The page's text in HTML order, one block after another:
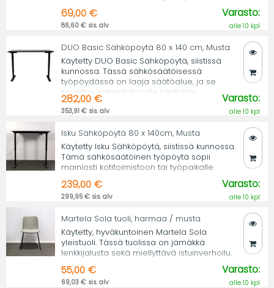
69,00 €
86,60 € sis. alv
Varasto:
alle 10 kpl
DUO Basic Sähköpöytä 80 x 140 cm, Musta
Käytetty DUO Basic Sähköpöytä, siistissä
kunnossa. Tässä sähkösäätöisessä
työpöydässä on laaja säätöalue, ja se
soveltuu kaikenkokoisille käyttäjille.
282,00 €
353,91 € sis. alv
Varasto:
alle 10 kpl
Isku Sähköpöytä 80 x 140cm, Musta
Käytetty Isku Sähköpöytä, siistissä kunnossa.
Tämä sähkösäätöinen työpöytä sopii
mainiosti kotitoimistoon tai työpaikalle.
239,00 €
299,95 € sis. alv
Varasto:
alle 10 kpl
Martela Sola tuoli, harmaa / musta
Käytetty, hyväkuntoinen Martela Sola
yleistuoli. Tässä tuolissa on jämäkkä
lenkkijalusta sekä miellyttävä istuinverhoilu.
55,00 €
69,03 € sis. alv
Varasto:
alle 10 kpl